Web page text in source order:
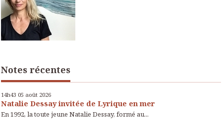
Notes récentes
14h43 05 août 2026
Natalie Dessay invitée de Lyrique en mer
En 1992, la toute jeune Natalie Dessay, formé au...